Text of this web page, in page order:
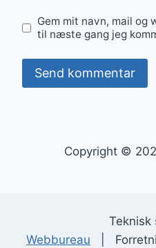
Gem mit navn, mail og
til næste gang jeg
Copyright ©
Teknisk
Webbureau |